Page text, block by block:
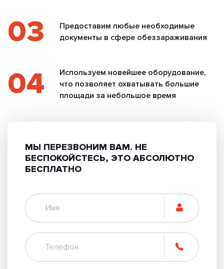
03
Предоставим любые необходимые
документы в сфере обеззараживания
04
Используем новейшее оборудование,
что позволяет охватывать большие
площади за небольшое время
МЫ ПЕРЕЗВОНИМ ВАМ. НЕ
БЕСПОКОЙСТЕСЬ, ЭТО АБСОЛЮТНО
БЕСПЛАТНО